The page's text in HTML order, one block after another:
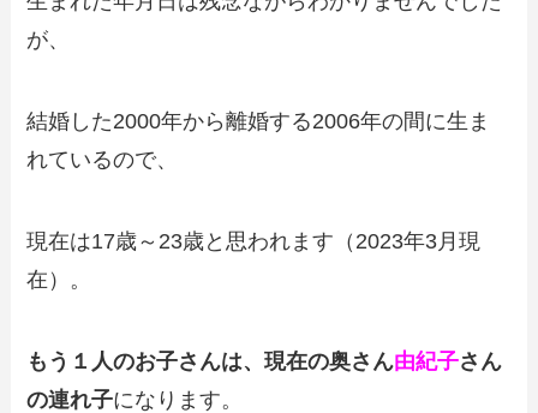
が、
結婚した2000年から離婚する2006年の間に生ま
れているので、
現在は17歳～23歳と思われます（2023年3月現
在）。
もう１人のお子さんは、現在の奥さん由紀子さん
の連れ子になります。